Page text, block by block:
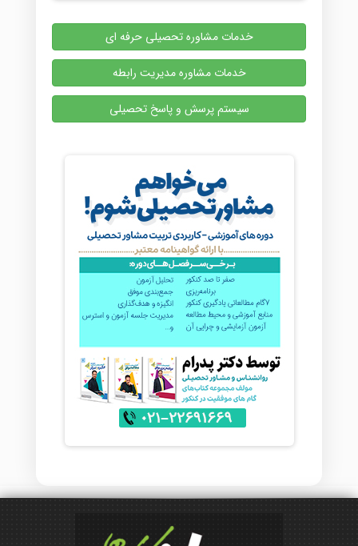
خدمات مشاوره تحصیلی حرفه ای
خدمات مشاوره مدیریت رابطه
سیستم پرسش و پاسخ تحصیلی